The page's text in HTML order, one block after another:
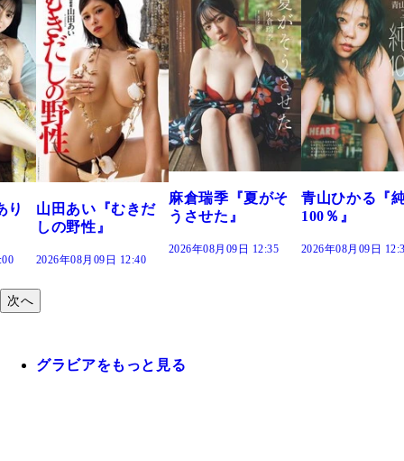
だ
麻倉瑞季『夏がそ
うさせた』
青山ひかる『純度
100％』
2026年08月09日 12:30
溝端 葵『もう
つの、あおい
で。』
2026年08月09日
次へ
グラビアをもっと見る